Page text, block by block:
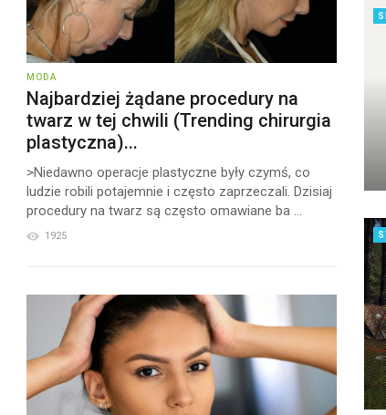
MODA
Najbardziej żądane procedury na
twarz w tej chwili (Trending chirurgia
plastyczna)...
>Niedawno operacje plastyczne były czymś, co
ludzie robili potajemnie i często zaprzeczali. Dzisiaj
procedury na twarz są często omawiane ba ...
1925